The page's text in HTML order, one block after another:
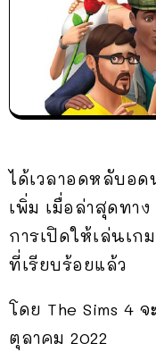
ได้เวลาอดหลับอด
เพิ่ม เมื่อล่าสุดทาง
การเปิดให้เล่นเก
ที่เรียบร้อยแล้ว
โดย The Sims 4
ตุลาคม 2022